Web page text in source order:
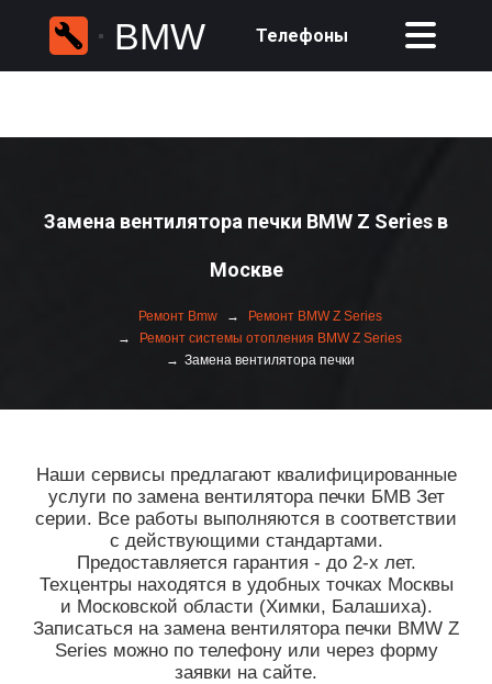
BMW Телефоны
Замена вентилятора печки BMW Z Series в
Москве
Ремонт Bmw
Ремонт BMW Z Series
Ремонт системы отопления BMW Z Series
Замена вентилятора печки
Наши сервисы предлагают квалифицированные
услуги по замена вентилятора печки БМВ Зет
серии. Все работы выполняются в соответствии
с действующими стандартами.
Предоставляется гарантия - до 2-х лет.
Техцентры находятся в удобных точках Москвы
и Московской области (Химки, Балашиха).
Записаться на замена вентилятора печки BMW Z
Series можно по телефону или через форму
заявки на сайте.